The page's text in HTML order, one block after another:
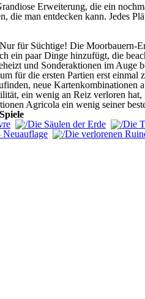
Erweiterung, die ein
die man entdecken kann. Jedes
für Süchtige! Die Moorbauern-
ein paar Dinge hinzufügt, die
und Sonderaktionen im Auge
für die ersten Partien erst
neue Kartenkombinationen
ein wenig an Reiz verloren
Agricola ein wenig seiner